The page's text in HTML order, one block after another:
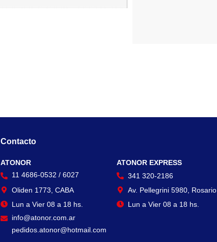
Contacto
ATONOR
11 4686-0532 / 6027
Oliden 1773, CABA
Lun a Vier 08 a 18 hs.
info@atonor.com.ar
pedidos.atonor@hotmail.com
ATONOR EXPRESS
341 320-2186
Av. Pellegrini 5980, Rosario
Lun a Vier 08 a 18 hs.